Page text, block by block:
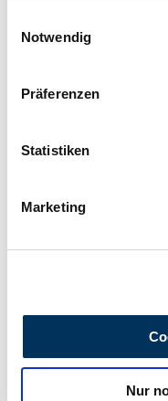
Trigger Symbol ändern
Informationen
können
bestimmten
Erfahren Sie mehr
analysieren.
Verwendung unserer
Notwendig
Präferenzen
Statistiken
Marketing
Nur